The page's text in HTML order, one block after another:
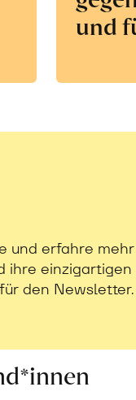
und
und erfahre mehr
ihre einzigartigen
den Newsletter.